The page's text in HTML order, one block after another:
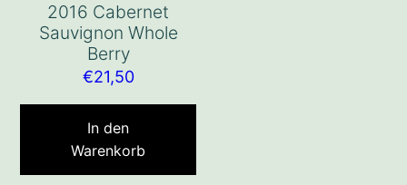
2016 Cabernet
Sauvignon Whole
Berry
€21,50
In den
Warenkorb